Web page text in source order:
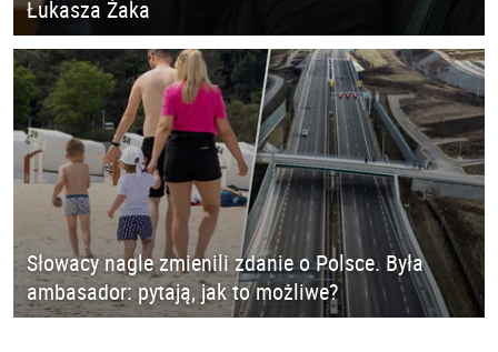
Łukasza Żaka
Słowacy nagle zmienili zdanie o Polsce. Była
ambasador: pytają, jak to możliwe?